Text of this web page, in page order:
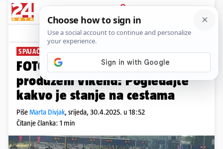
PRIJAVA
News Komentari
SPAJAČI NA CESTAMA
FOTO Mnogi su već krenuli na
produženi vikend: Pogledajte
kakvo je stanje na cestama
PišeMarta Divjak, srijeda, 30.4.2025. u 18:52
Čitanje članka: 1 min